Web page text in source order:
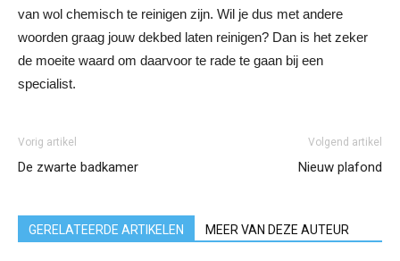
van wol chemisch te reinigen zijn. Wil je dus met andere
woorden graag jouw dekbed laten reinigen? Dan is het zeker
de moeite waard om daarvoor te rade te gaan bij een
specialist.
Vorig artikel
De zwarte badkamer
Volgend artikel
Nieuw plafond
GERELATEERDE ARTIKELEN MEER VAN DEZE AUTEUR